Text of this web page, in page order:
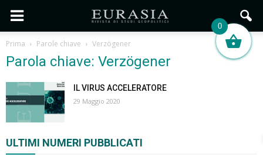
Prima Parole chiave Verzögener
Parola chiave: Verzögener
IL VIRUS ACCELERATORE
29 Maggio 2020
ULTIMI NUMERI PUBBLICATI
0